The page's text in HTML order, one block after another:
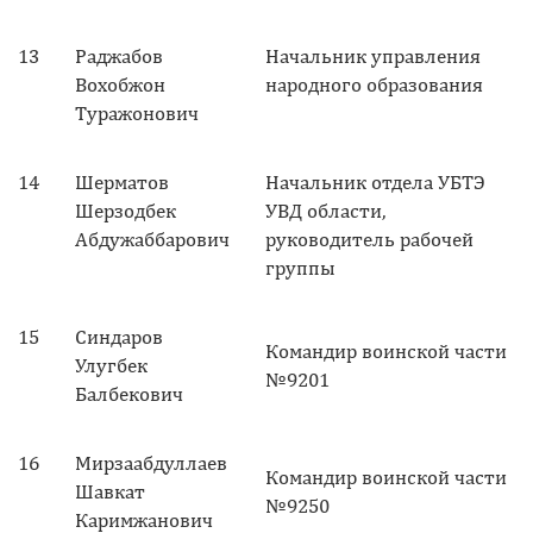
13
Раджабов
Вохобжон
Туражонович
Начальник управления
народного образования
14
Шерматов
Шерзодбек
Абдужаббарович
Начальник отдела УБТЭ
УВД области,
руководитель рабочей
группы
15
Синдаров
Улугбек
Балбекович
Командир воинской части
№9201
16
Мирзаабдуллаев
Шавкат
Каримжанович
Командир воинской части
№9250